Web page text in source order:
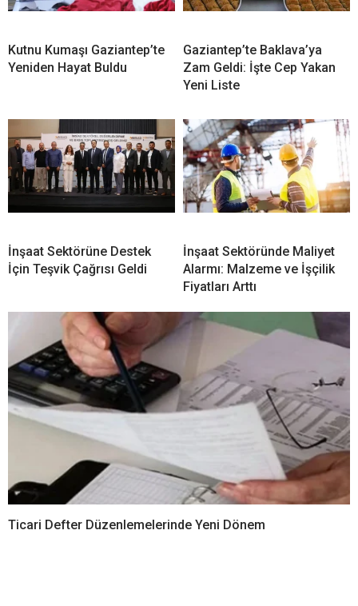
Kutnu Kumaşı Gaziantep’te
Yeniden Hayat Buldu
Gaziantep’te Baklava’ya
Zam Geldi: İşte Cep Yakan
Yeni Liste
İnşaat Sektörüne Destek
İçin Teşvik Çağrısı Geldi
İnşaat Sektöründe Maliyet
Alarmı: Malzeme ve İşçilik
Fiyatları Arttı
Ticari Defter Düzenlemelerinde Yeni Dönem